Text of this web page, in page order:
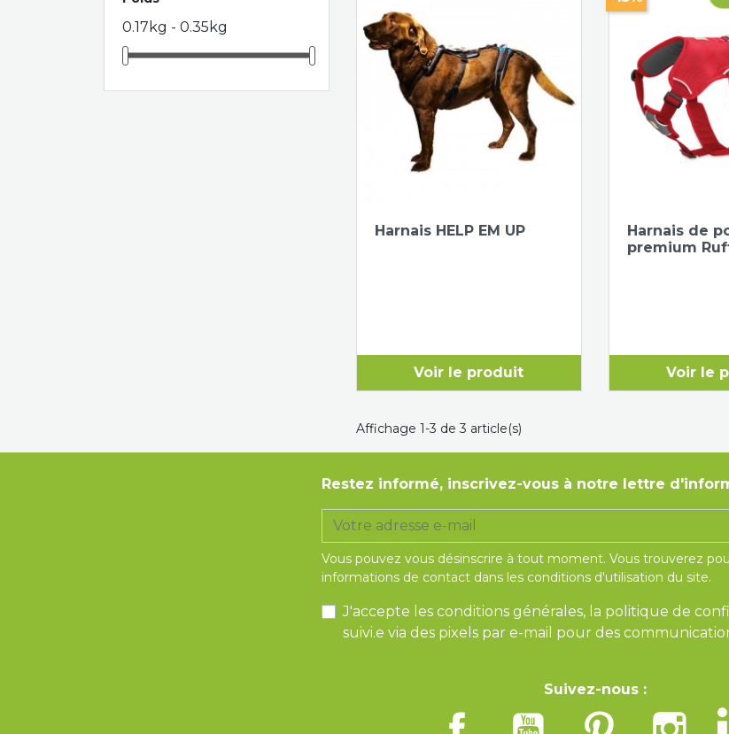
0.17kg - 0.35kg
 Aperçu rapide
Harnais HELP EM UP
Voir le produit

Harnais de
premium
Voir le
Affichage 1-3 de 3 article(s)
Restez informé, inscrivez-vous à notre lettre
Vous pouvez vous désinscrire à tout moment. Vous trouverez
informations de contact dans les conditions d'utilisation du site.
J'accepte les conditions générales, la politique de
suivi.e via des pixels par e-mail pour des
Suivez-nous :